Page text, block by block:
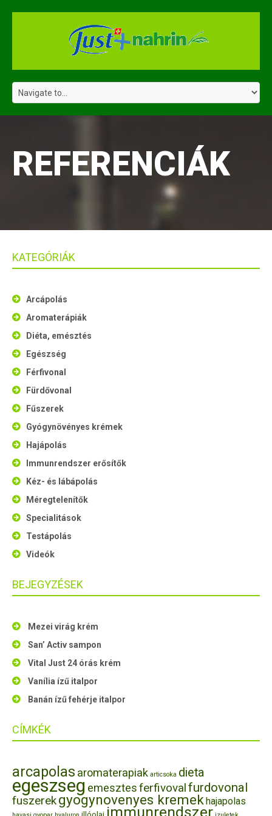
REFERENCIÁK
KATEGÓRIÁK
Arcápolás
Aromaterápiák
Diéta, emésztés
Egészség
Férfivonal
Fürdővonal
Fűszerek
Gyógynövényes krémek
Hajápolás
Immunrendszer erősítők
Kéz- és lábápolás
Méregtelenítők
Specialitások
Testápolás
Videók
BEJEGYZÉSEK
Mezei virág krém
San’ Activ sampon
Vital Just 24 órás krém
Vanília ízű italpor
Banán ízű fehérje italpor
CÍMKÉK
arcapolas aromaterapiak articsoka dieta
egeszseg emesztesferfivovalfurdovonal
fuszerekgyogynovenyes kremek hajapolas
immunrendszer